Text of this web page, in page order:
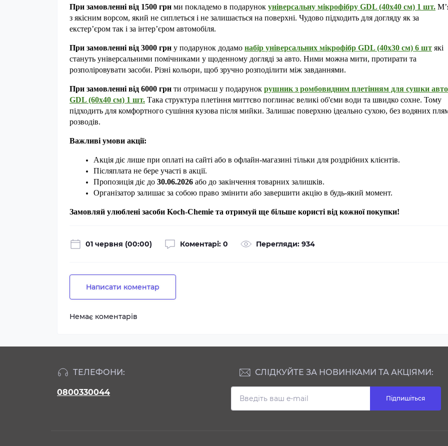
При замовленні від 1500 грн ми покладемо в подарунок універсальну мікрофібру GDL (40х40 см) 1 шт.
з якісним ворсом, який не сиплеться і не залишається на поверхні. Чудово підходить для догляду як за
екстер’єром так і за інтер’єром автомобіля.
При замовленні від 3000 грн у подарунок додамо набір універсальних мікрофібр GDL (40х30 см) 6 шт які
стануть універсальними помічниками у щоденному догляді за авто. Ними можна мити, протирати та
розполіровувати засоби. Різні кольори, щоб зручно розподілити між завданнями.
При замовленні від 6000 грн ти отримаєш у подарунок рушник з ромбовидним плетінням для сушки авто
GDL (60х40 см) 1 шт. Така структура плетіння миттєво поглинає великі об'єми води та швидко сохне. Тому
підходить для комфортного сушіння кузова після мийки. Залишає поверхню ідеально сухою, без водяних
розводів.
Важливі умови акції:
Акція діє лише при оплаті на сайті або в офлайн-магазині тільки для роздрібних клієнтів.
Післяплата не бере участі в акції.
Пропозиція діє до 30.06.2026 або до закінчення товарних залишків.
Організатор залишає за собою право змінити або завершити акцію в будь-який момент.
Замовляй улюблені засоби Koch-Chemie та отримуй ще більше користі від кожної покупки!
01 червня (00:00) Коментарі: 0 Перегляди: 934
Написати коментар
Немає коментарів
ТЕЛЕФОНИ:
0800330044
СЛІДКУЙТЕ ЗА НОВИНКАМИ ТА АКЦІЯМИ:
Підпишіться